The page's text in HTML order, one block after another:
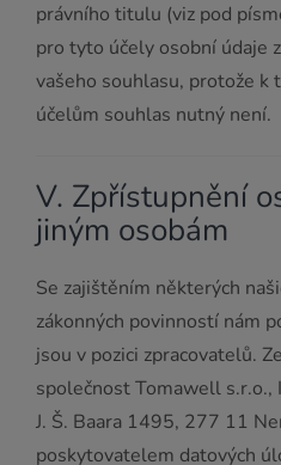
právního titulu (viz pod
pro tyto účely osobní údaje
vašeho souhlasu, protože k
účelům souhlas nutný není.
V. Zpřístupnění
jiným osobám
Se zajištěním některých
zákonných povinností nám
jsou v pozici zpracovatelů.
společnost Tomawell
J. Š. Baara 1495, 277 11
poskytovatelem datových